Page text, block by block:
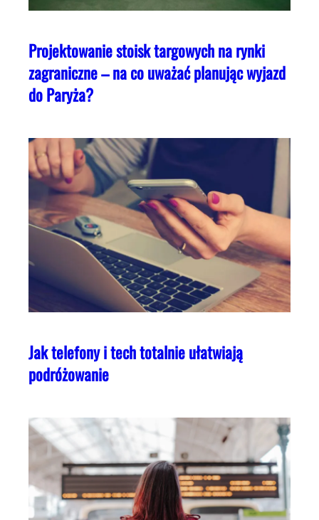
Projektowanie stoisk targowych na rynki
zagraniczne – na co uważać planując wyjazd
do Paryża?
Jak telefony i tech totalnie ułatwiają
podróżowanie